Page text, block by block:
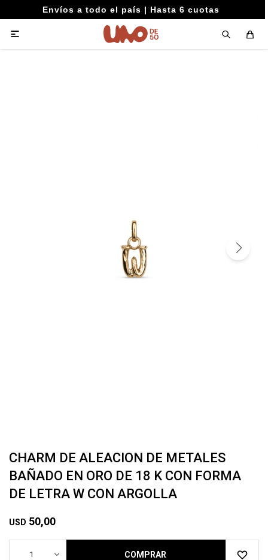
Envíos a todo el país | Hasta 6 cuotas

CHARM DE ALEACION DE METALES
BAÑADO EN ORO DE 18 K CON FORMA
DE LETRA W CON ARGOLLA
USD 50,00
1 COMPRAR